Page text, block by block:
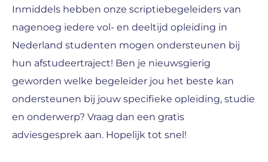
Inmiddels hebben onze scriptiebegeleiders van
nagenoeg iedere vol- en deeltijd opleiding in
Nederland studenten mogen ondersteunen bij
hun afstudeertraject! Ben je nieuwsgierig
geworden welke begeleider jou het beste kan
ondersteunen bij jouw specifieke opleiding, studie
en onderwerp? Vraag dan een gratis
adviesgesprek aan. Hopelijk tot snel!